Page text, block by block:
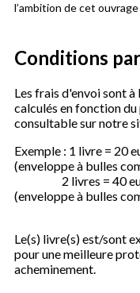
l’ambition de cet ouvrage
Conditions
Les frais d'envoi sont
calculés en fonction
consultable sur notre
Exemple : 1 livre = 20
(enveloppe à bulles
2 livres = 40
(enveloppe à bulles
Le(s) livre(s) est/sont
pour une meilleure
acheminement.